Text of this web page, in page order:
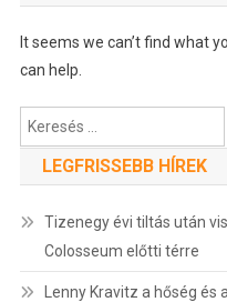
It seems we can’t find what
can help.
Keresés:
LEGFRISSEBB HÍREK
Tizenegy évi tiltás után
Colosseum előtti térre
Lenny Kravitz a hőség